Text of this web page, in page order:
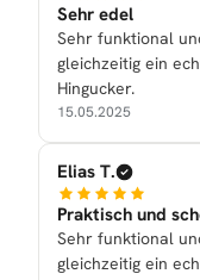
Sehr edel
Sehr funktional
gleichzeitig ein
Hingucker.
15.05.2025
Elias T.
Praktisch und
Sehr funktional
gleichzeitig ein